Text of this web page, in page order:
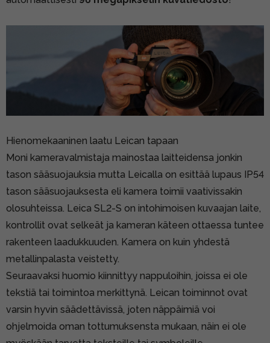
Hienomekaaninen laatu Leican tapaan
Moni kameravalmistaja mainostaa laitteidensa jonkin
tason sääsuojauksia mutta Leicalla on esittää lupaus IP54
tason sääsuojauksesta eli kamera toimii vaativissakin
olosuhteissa. Leica SL2-S on intohimoisen kuvaajan laite,
kontrollit ovat selkeät ja kameran käteen ottaessa tuntee
rakenteen laadukkuuden. Kamera on kuin yhdestä
metallinpalasta veistetty.
Seuraavaksi huomio kiinnittyy nappuloihin, joissa ei ole
tekstiä tai toimintoa merkittynä. Leican toiminnot ovat
varsin hyvin säädettävissä, joten näppäimiä voi
ohjelmoida oman tottumuksensta mukaan, näin ei ole